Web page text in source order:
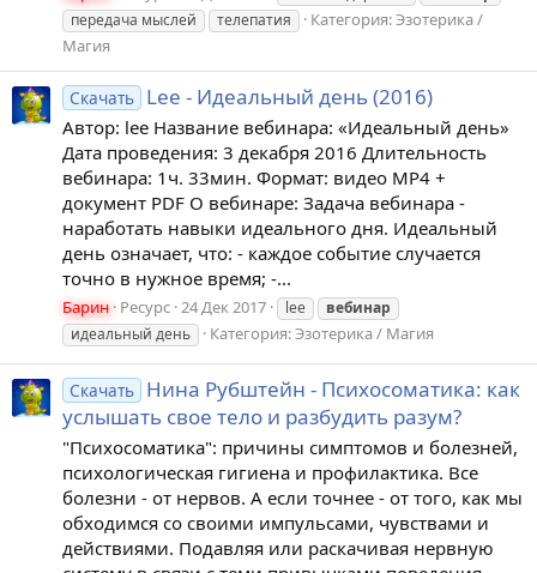
передача мыслей
телепатия Категория:Эзотерика /
Магия
Скачать Lee - Идеальный день (2016)
Автор: lee Название вебинара: «Идеальный день»
Дата проведения: 3 декабря 2016 Длительность
вебинара: 1ч. 33мин. Формат: видео MP4 +
документ PDF О вебинаре: Задача вебинара -
наработать навыки идеального дня. Идеальный
день означает, что: - каждое событие случается
точно в нужное время; -...
Барин Ресурс 24 Дек 2017 lee
вебинар
идеальный день
Категория:Эзотерика / Магия
Скачать Нина Рубштейн - Психосоматика: как
услышать свое тело и разбудить разум?
"Психосоматика": причины симптомов и болезней,
психологическая гигиена и профилактика. Все
болезни - от нервов. А если точнее - от того, как мы
обходимся со своими импульсами, чувствами и
действиями. Подавляя или раскачивая нервную